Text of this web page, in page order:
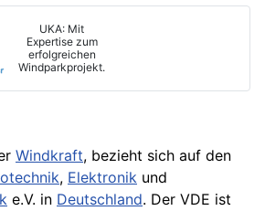
UKA: Mit
Expertise zum
erfolgreichen
Windparkprojekt.
Windkraft, bezieht sich auf den
, Elektronik und
e.V. in Deutschland. Der VDE ist